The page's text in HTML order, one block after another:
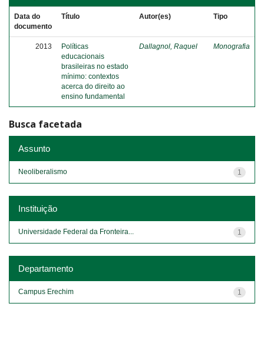
Data do
documento
Título Autor(es) Tipo
2013
Políticas
educacionais
brasileiras no estado
mínimo: contextos
acerca do direito ao
ensino fundamental
Dallagnol, Raquel Monografia
Busca facetada
Assunto
1
Neoliberalismo
Instituição
1
Universidade Federal da Fronteira...
Departamento
1
Campus Erechim